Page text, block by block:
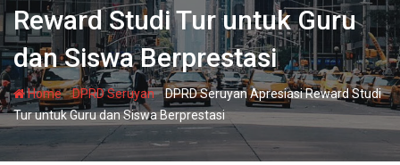
Reward Studi Tur untuk Guru
dan Siswa Berprestasi
Home-DPRD Seruyan-DPRD Seruyan Apresiasi Reward Studi
Tur untuk Guru dan Siswa Berprestasi